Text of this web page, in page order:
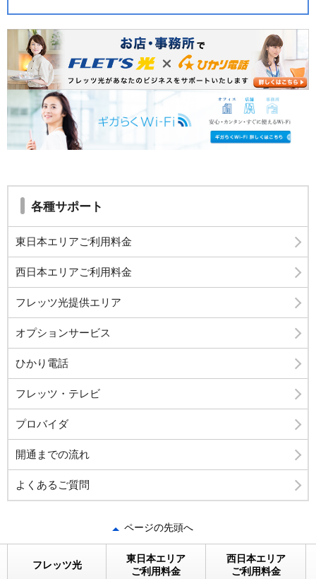
各種サポート
東日本エリアご利用料金
西日本エリアご利用料金
フレッツ光提供エリア
オプションサービス
ひかり電話
フレッツ・テレビ
プロバイダ
開通までの流れ
よくあるご質問
ページの先頭へ
フレッツ光
東日本エリア
ご利用料金
西日本エリア
ご利用料金